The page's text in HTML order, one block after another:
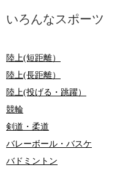
いろんなスポーツ
陸上(短距離）
陸上(長距離）
陸上(投げる・跳躍）
競輪
剣道・柔道
バレーボール・バスケ
バドミントン